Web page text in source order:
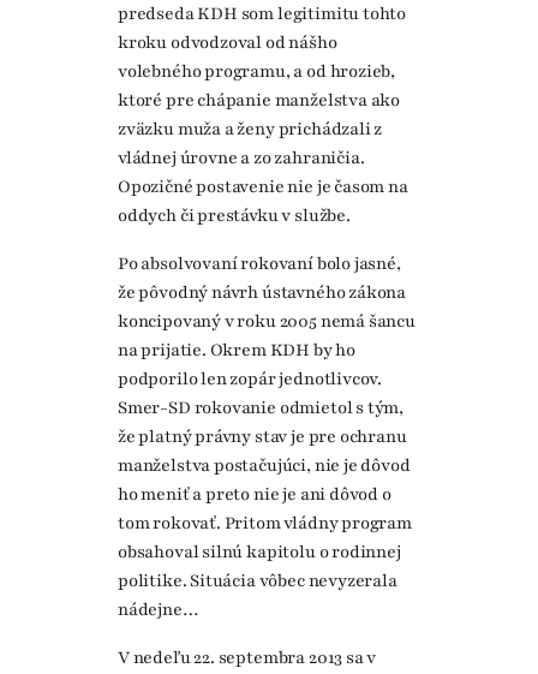
predseda KDH som legitimitu tohto
kroku odvodzoval od nášho
volebného programu, a od hrozieb,
ktoré pre chápanie manželstva ako
zväzku muža a ženy prichádzali z
vládnej úrovne a zo zahraničia.
Opozičné postavenie nie je časom na
oddych či prestávku v službe.
Po absolvovaní rokovaní bolo jasné,
že pôvodný návrh ústavného zákona
koncipovaný v roku 2005 nemá šancu
na prijatie. Okrem KDH by ho
podporilo len zopár jednotlivcov.
Smer-SD rokovanie odmietol s tým,
že platný právny stav je pre ochranu
manželstva postačujúci, nie je dôvod
ho meniť a preto nie je ani dôvod o
tom rokovať. Pritom vládny program
obsahoval silnú kapitolu o rodinnej
politike. Situácia vôbec nevyzerala
nádejne…
V nedeľu 22. septembra 2013 sa v